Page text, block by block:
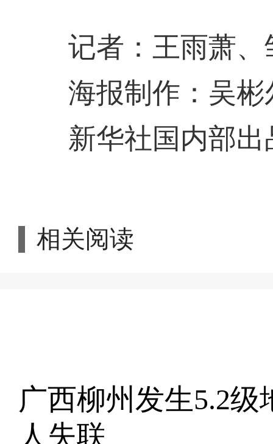
记者：王雨萧、
海报制作：吴
新华社国内部出
相关阅读
广西柳州发生5.2级
人失联